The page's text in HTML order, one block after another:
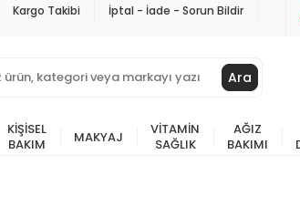
Kargo Takibi İptal - İade - Sorun Bildir
Ara
KIŞISEL
BAKIM
MAKYAJ
VITAMIN
SAĞLIK
AĞIZ
BAKIMI